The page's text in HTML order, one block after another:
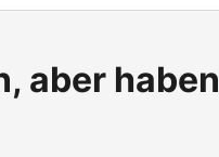
aber haben